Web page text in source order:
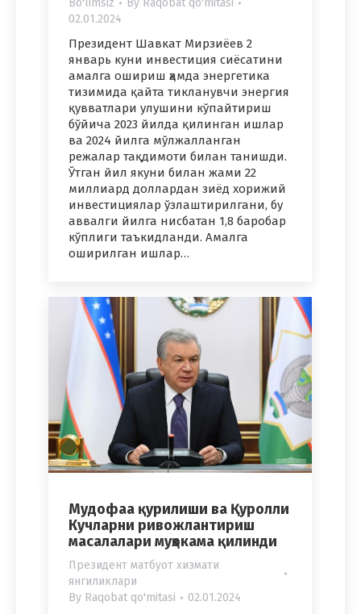
Bo'limsiz By Raqobat qo'mitasi
02.01.2024
Президент Шавкат Мирзиёев 2
январь куни инвестиция сиёсатини
амалга ошириш ҳамда энергетика
тизимида қайта тикланувчи энергия
қувватлари улушини кўпайтириш
бўйича 2023 йилда қилинган ишлар
ва 2024 йилга мўлжалланган
режалар тақдимоти билан танишди.
Ўтган йил якуни билан жами 22
миллиард доллардан зиёд хорижий
инвестициялар ўзлаштирилгани, бу
аввалги йилга нисбатан 1,8 баробар
кўплиги таъкидланди. Амалга
оширилган ишлар…
Мудофаа қурилиши ва Қуролли
Кучларни ривожлантириш
масалалари муҳокама қилинди
Президент матбуот хизмати
янгиликлари
By Raqobat qo'mitasi 02.01.2024